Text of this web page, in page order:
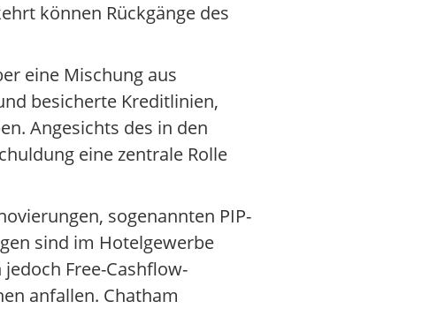
können Rückgänge des
eine Mischung aus
besicherte Kreditlinien,
Angesichts des in den
eine zentrale Rolle
sogenannten PIP-
sind im Hotelgewerbe
Free-Cashflow-
anfallen. Chatham